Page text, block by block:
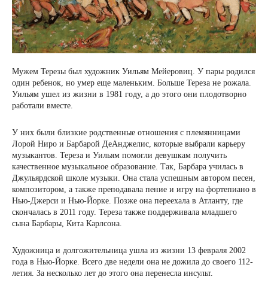
Мужем Терезы был художник Уильям Мейеровиц. У пары родился
один ребенок, но умер еще маленьким. Больше Тереза ​​не рожала.
Уильям ушел из жизни в 1981 году, а до этого они плодотворно
работали вместе.
У них были близкие родственные отношения с племянницами
Лорой Ниро и Барбарой ДеАнджелис, которые выбрали карьеру
музыкантов. Тереза ​​и Уильям помогли девушкам получить
качественное музыкальное образование. Так, Барбара училась в
Джульярдской школе музыки. Она стала успешным автором песен,
композитором, а также преподавала пение и игру на фортепиано в
Нью-Джерси и Нью-Йорке. Позже она переехала в Атланту, где
скончалась в 2011 году. Тереза ​​также поддерживала младшего
сына Барбары, Кита Карлсона.
Художница и долгожительница ушла из жизни 13 февраля 2002
года в Нью-Йорке. Всего две недели она не дожила до своего 112-
летия. За несколько лет до этого она перенесла инсульт.